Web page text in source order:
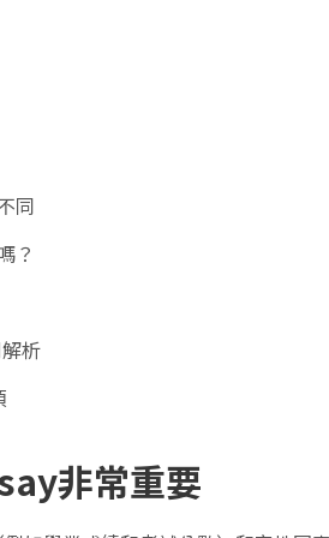
同
？
析
非常重要